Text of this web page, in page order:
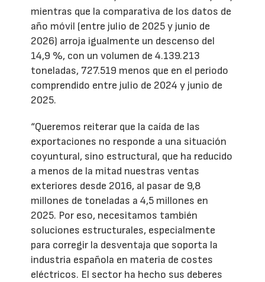
mientras que la comparativa de los datos de
año móvil (entre julio de 2025 y junio de
2026) arroja igualmente un descenso del
14,9 %, con un volumen de 4.139.213
toneladas, 727.519 menos que en el periodo
comprendido entre julio de 2024 y junio de
2025.
“Queremos reiterar que la caída de las
exportaciones no responde a una situación
coyuntural, sino estructural, que ha reducido
a menos de la mitad nuestras ventas
exteriores desde 2016, al pasar de 9,8
millones de toneladas a 4,5 millones en
2025. Por eso, necesitamos también
soluciones estructurales, especialmente
para corregir la desventaja que soporta la
industria española en materia de costes
eléctricos. El sector ha hecho sus deberes